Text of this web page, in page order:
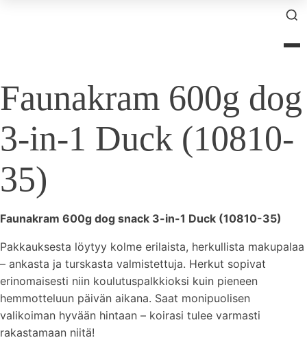
Faunakram 600g dog
3-in-1 Duck (10810-
35)
Faunakram 600g dog snack 3-in-1 Duck (10810-35)
Pakkauksesta löytyy kolme erilaista, herkullista makupalaa
– ankasta ja turskasta valmistettuja. Herkut sopivat
erinomaisesti niin koulutuspalkkioksi kuin pieneen
hemmotteluun päivän aikana. Saat monipuolisen
valikoiman hyvään hintaan – koirasi tulee varmasti
rakastamaan niitä!
×